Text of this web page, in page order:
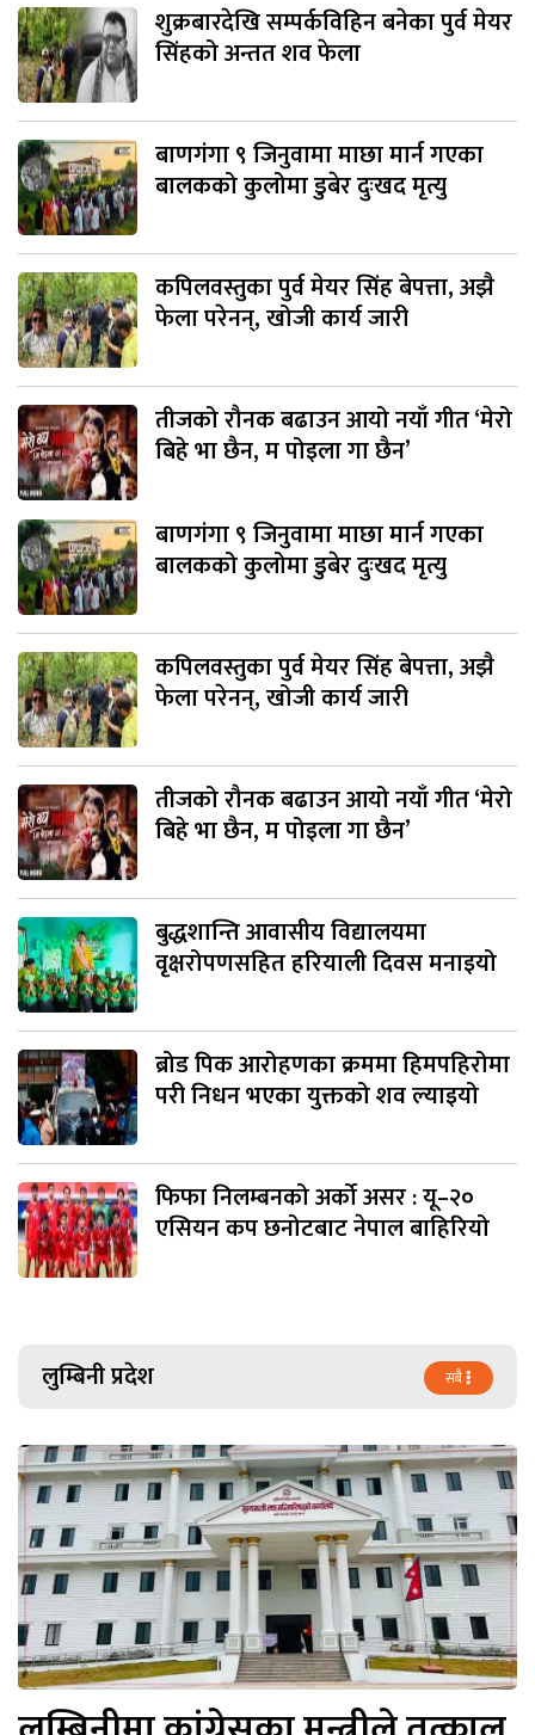
शुक्रबारदेखि सम्पर्कविहिन बनेका पुर्व मेयर
सिंहको अन्तत शव फेला
बाणगंगा ९ जिनुवामा माछा मार्न गएका
बालकको कुलोमा डुबेर दुःखद मृत्यु
कपिलवस्तुका पुर्व मेयर सिंह बेपत्ता, अझै
फेला परेनन्, खोजी कार्य जारी
तीजको रौनक बढाउन आयो नयाँ गीत ‘मेरो
बिहे भा छैन, म पोइला गा छैन’
बाणगंगा ९ जिनुवामा माछा मार्न गएका
बालकको कुलोमा डुबेर दुःखद मृत्यु
कपिलवस्तुका पुर्व मेयर सिंह बेपत्ता, अझै
फेला परेनन्, खोजी कार्य जारी
तीजको रौनक बढाउन आयो नयाँ गीत ‘मेरो
बिहे भा छैन, म पोइला गा छैन’
बुद्धशान्ति आवासीय विद्यालयमा
वृक्षरोपणसहित हरियाली दिवस मनाइयो
ब्रोड पिक आरोहणका क्रममा हिमपहिरोमा
परी निधन भएका युक्तको शव ल्याइयो
फिफा निलम्बनको अर्को असर : यू–२०
एसियन कप छनोटबाट नेपाल बाहिरियो
लुम्बिनी प्रदेश सबै